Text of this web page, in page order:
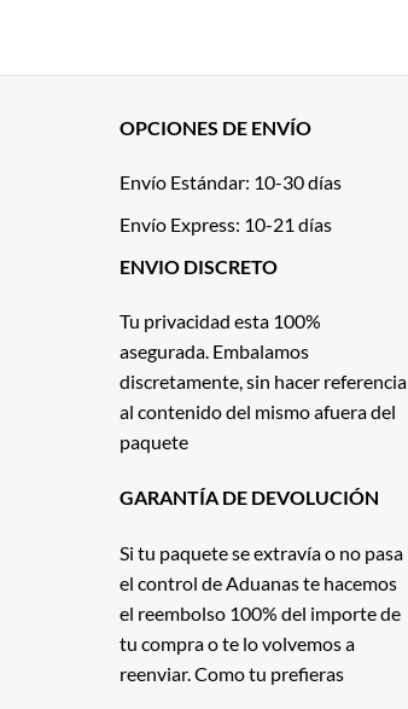
OPCIONES DE ENVÍO
Envío Estándar: 10-30 días
Envío Express: 10-21 días
ENVIO DISCRETO
Tu privacidad esta 100%
asegurada. Embalamos
discretamente, sin hacer referencia
al contenido del mismo afuera del
paquete
GARANTÍA DE DEVOLUCIÓN
Si tu paquete se extravía o no pasa
el control de Aduanas te hacemos
el reembolso 100% del importe de
tu compra o te lo volvemos a
reenviar. Como tu prefieras